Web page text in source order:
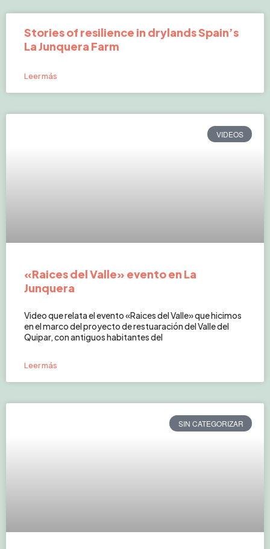
Stories of resilience in drylands Spain’s
La Junquera Farm
Leer más
VIDEOS
«Raices del Valle» evento en La
Junquera
Video que relata el evento «Raices del Valle» que hicimos
en el marco del proyecto de restuaración del Valle del
Quipar, con antiguos habitantes del
Leer más
SIN CATEGORIZAR